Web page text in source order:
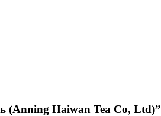
(Anning Haiwan Tea Co, Ltd)”